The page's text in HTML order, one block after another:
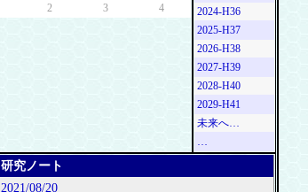
2 3 4
2024-H36
2025-H37
2026-H38
2027-H39
2028-H40
2029-H41
未来へ…
…
研究ノート
2021/08/20